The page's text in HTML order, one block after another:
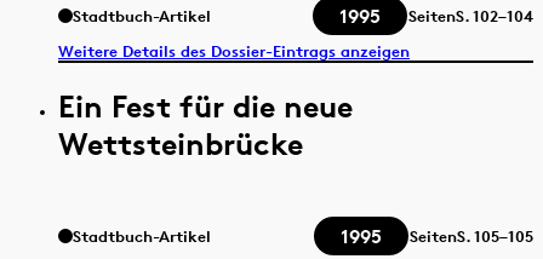
Stadtbuch-Artikel 1995 SeitenS.102–104
Weitere Details des Dossier-Eintrags anzeigen
Ein Fest für die neue
Wettsteinbrücke
Stadtbuch-Artikel 1995 SeitenS.105–105